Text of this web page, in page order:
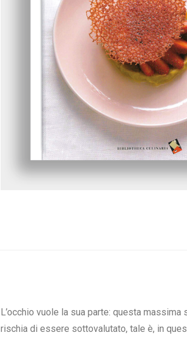
L’occhio vuole la sua parte: questa
rischia di essere sottovalutato, tale è, in